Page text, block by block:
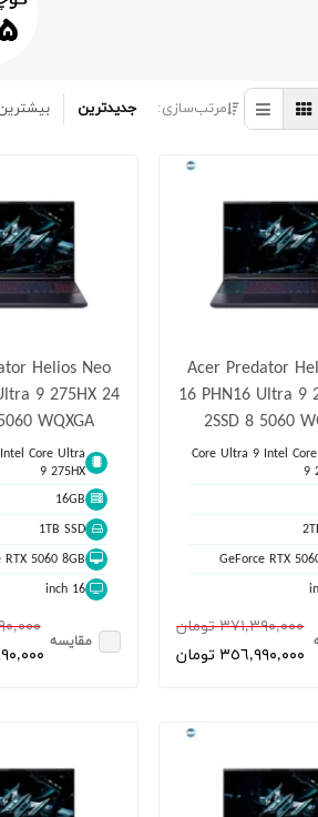
مرتب‌سازی: جدیدترین
Acer Predator
16 PHN16 Ultra 9
2SSD 8 5060
Core Ultra 9 Intel
9
GeForce RTX
٣٧١,٣٩٠,٠٠٠ تومان
٣٥٦,٩٩٠,٠٠٠ تومان
Helios Neo
9 275HX 24
WQXGA
Core Ultra
9 275HX
16GB
1TB SSD
RTX 5060 8GB
16 inch
مقایسه